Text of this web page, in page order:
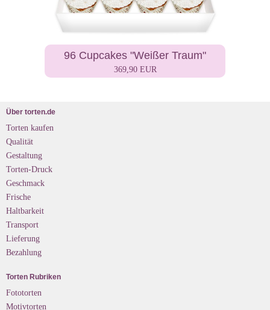
96 Cupcakes "Weißer Traum"
369,90 EUR
Über torten.de
Torten kaufen
Qualität
Gestaltung
Torten-Druck
Geschmack
Frische
Haltbarkeit
Transport
Lieferung
Bezahlung
Torten Rubriken
Fototorten
Motivtorten